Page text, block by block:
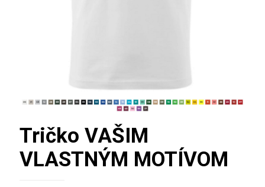
Tričko VAŠIM
VLASTNÝM MOTÍVOM